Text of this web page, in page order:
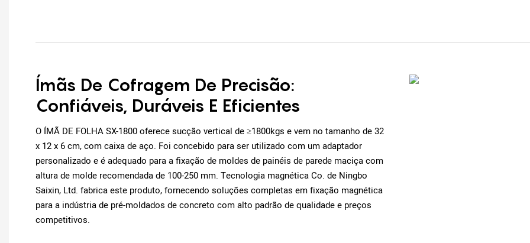
Ímãs De Cofragem De Precisão:
Confiáveis, Duráveis ​​e Eficientes
O ÍMÃ DE FOLHA SX-1800 oferece sucção vertical de ≥1800kgs e vem no tamanho de 32
x 12 x 6 cm, com caixa de aço. Foi concebido para ser utilizado com um adaptador
personalizado e é adequado para a fixação de moldes de painéis de parede maciça com
altura de molde recomendada de 100-250 mm. Tecnologia magnética Co. de Ningbo
Saixin, Ltd. fabrica este produto, fornecendo soluções completas em fixação magnética
para a indústria de pré-moldados de concreto com alto padrão de qualidade e preços
competitivos.